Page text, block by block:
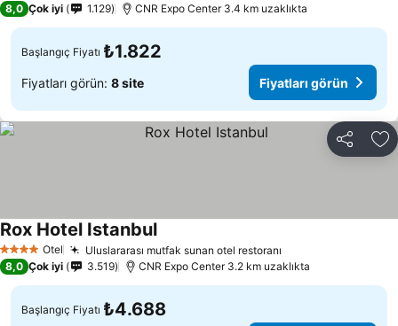
8,0 Çok iyi 1.129 CNR Expo Center 3.4 km uzaklıkta
Başlangıç Fiyatı ₺1.822
Fiyatları görün: 8 site Fiyatları görün
Paylaş
4 Yıldız Otel Uluslararası mutfak sunan otel restoranı
Rox Hotel Istanbul
8,0 Çok iyi 3.519 CNR Expo Center 3.2 km uzaklıkta
Başlangıç Fiyatı ₺4.688